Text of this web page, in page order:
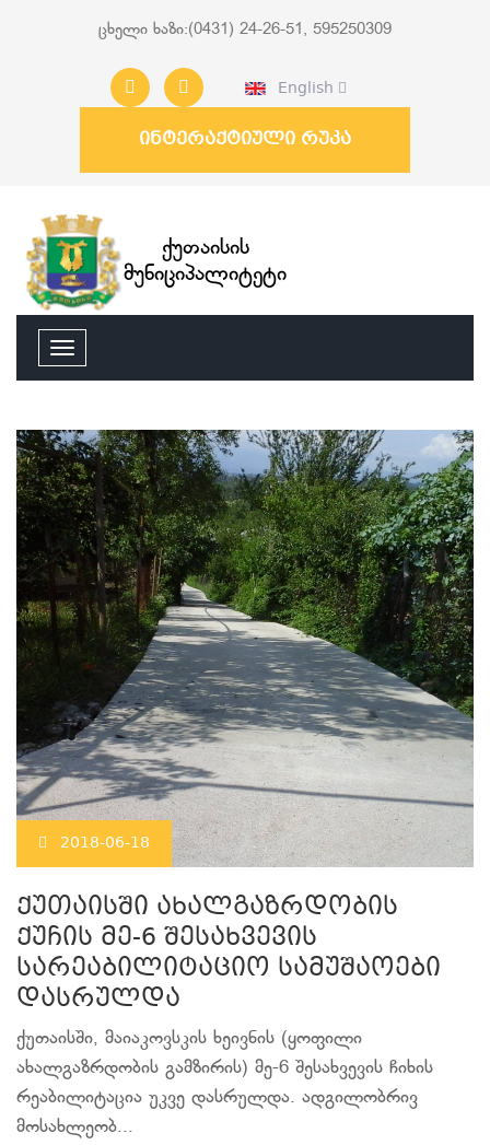
ცხელი ხაზი:(0431) 24-26-51, 595250309
English
ინტერაქტიული რუკა
ქუთაისის
მუნიციპალიტეტი
2018-06-18
ქუთაისში ახალგაზრდობის
ქუჩის მე-6 შესახვევის
სარეაბილიტაციო სამუშაოები
დასრულდა
ქუთაისში, მაიაკოვსკის ხეივნის (ყოფილი
ახალგაზრდობის გამზირის) მე-6 შესახვევის ჩიხის
რეაბილიტაცია უკვე დასრულდა. ადგილობრივ
მოსახლეობ...